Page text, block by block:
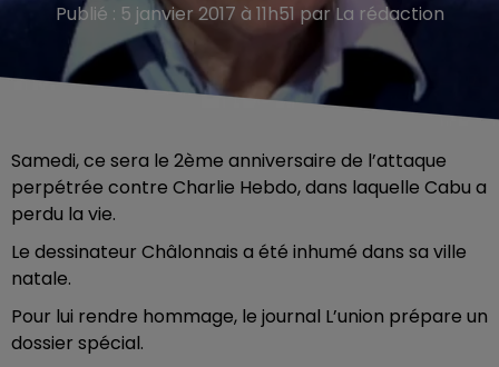
Publié : 5 janvier 2017 à 11h51 par La rédaction
Samedi, ce sera le 2ème anniversaire de l’attaque
perpétrée contre Charlie Hebdo, dans laquelle Cabu a
perdu la vie.
Le dessinateur Châlonnais a été inhumé dans sa ville
natale.
Pour lui rendre hommage, le journal L’union prépare un
dossier spécial.